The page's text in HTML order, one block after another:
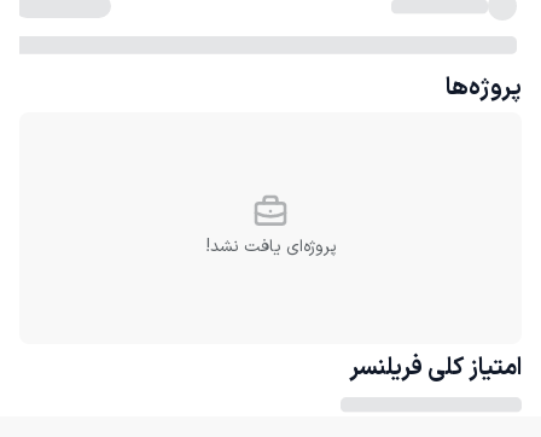
پروژه‌ها
پروژه‌ای یافت نشد!
امتیاز کلی فریلنسر